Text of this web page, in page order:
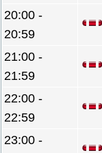
20:00 -
20:59
21:00 -
21:59
22:00 -
22:59
23:00 -